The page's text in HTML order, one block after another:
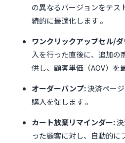
の異なるバージョンをテス
続的に最適化します 。
ワンクリックアップセル/
入を行った直後に、追加の
供し、顧客単価（AOV）を
オーダーバンプ:決済ペー
購入を促します 。
カート放棄リマインダー:
った顧客に対し、自動的に